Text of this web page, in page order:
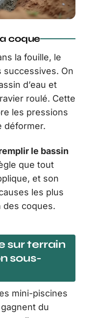
coque
la fouille, le
successives. On
d’eau et
roulé. Cette
les pressions
déformer.
le bassin
que tout
et son
les plus
coques.
sur terrain
sous-
mini-piscines
du